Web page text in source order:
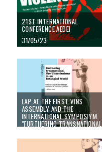
21ST INTERNATIONAL
CONFERENCE AEDEI
31/05/23
LAP AT THE FIRST VINS
ASSEMBLY AND THE
INTERNATIONAL SYMPOSIYM
"FURTHERING TRANSNATIONAL
ENTANGLED WORLD" (8-9 MAY